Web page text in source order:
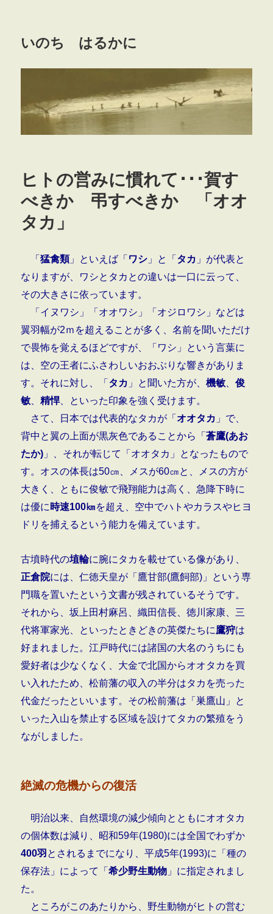
いのち はるかに
ヒトの営みに慣れて･･･賀す
べきか 弔すべきか 「オオ
タカ」
「猛禽類」といえば「 ワシ 」と「 タカ 」が代表と
なりますが、ワシとタカとの違いは一口に云って、
その大きさに依っています。
「イヌワシ」「オオワシ」「オジロワシ」などは
翼羽幅が2ｍを超えることが多く、名前を聞いただけ
で畏怖を覚えるほどですが、「ワシ」という言葉に
は、空の王者にふさわしいおおぶりな響きがありま
す。それに対し、「 タカ 」と聞いた方が、機敏 、俊
敏 、精悍、といった印象を強く受けます。
さて、日本では代表的なタカが「 オオタカ 」で、
背中と翼の上面が黒灰色であることから「蒼鷹(あお
たか) 」、それが転じて「オオタカ」となったもので
す。オスの体長は50㎝、メスが60㎝と、メスの方が
大きく、ともに俊敏で飛翔能力は高く、急降下時に
は優に 時速100㎞を超え、空中でハトやカラスやヒヨ
ドリを捕えるという能力を備えています。
古墳時代の埴輪に腕にタカを載せている像があり、
正倉院には、仁徳天皇が「鷹甘部(鷹飼部)」という専
門職を置いたという文書が残されているそうです。
それから、坂上田村麻呂、織田信長、徳川家康、三
代将軍家光、といったときどきの英傑たちに鷹狩は
好まれました。江戸時代には諸国の大名のうちにも
愛好者は少なくなく、大金で北国からオオタカを買
い入れたため、松前藩の収入の半分はタカを売った
代金だったといいます。その松前藩は「巣鷹山」と
いった入山を禁止する区域を設けてタカの繁殖をう
ながしました。
絶滅の危機からの復活
明治以来、自然環境の減少傾向とともにオオタカ
の個体数は減り、昭和59年(1980)には全国でわずか
400羽 とされるまでになり、平成5年(1993)に「種の
保存法」によって「希少野生動物 」に指定されまし
た。
ところがこのあたりから、野生動物がヒトの営む